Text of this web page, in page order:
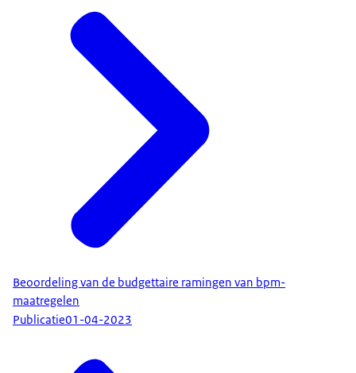
Beoordeling van de budgettaire ramingen van bpm-
maatregelen
Publicatie01-04-2023